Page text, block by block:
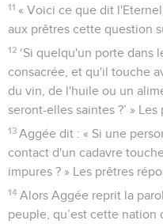
11 « Voici ce que dit
aux prêtres cette question
12 ‘Si quelqu'un porte dans
consacrée, et qu'il touche
du vin, de l'huile ou un
seront-elles saintes ?’ »
13 Aggée dit : « Si une
contact d'un cadavre
impures ? » Les prêtres
14 Alors Aggée reprit la
peuple, qu’est cette nation